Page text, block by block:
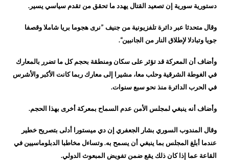
دستورية سورية إن تصعيد القتال يهدد ما تحقق من تقدم سياسي يسير.
وقال متحدثا عبر دائرة تلفزيونية من جنيف ”نرى هجوما بريا شاملا وقصفا
جويا وتبادلا لإطلاق النار من الجانبين“.
وأضاف أن المعركة قد تؤثر على سكان ومنطقة بحجم كل ما تضرر بالمعارك
في الغوطة الشرقية وحلب معا، مشيرا إلى معارك ربما كانت الأكبر والأشرس
في الحرب الدائرة منذ نحو سبع سنوات.
وأضاف أنه ينبغي لمجلس الأمن عدم السماح بمعركة أخرى بهذا الحجم.
وقال المندوب السوري بشار الجعفري إن دي ميستورا أدلى بتصريح خطير
عندما أبلغ المجلس بما ينبغي أن يسمح به. وتساءل مخاطبا الدبلوماسيين في
القاعة عما إذا كان ذلك يقع ضمن تفويض المبعوث الدولي.